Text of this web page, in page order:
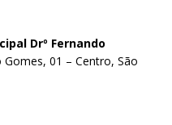
Drº Fernando
01 – Centro, São